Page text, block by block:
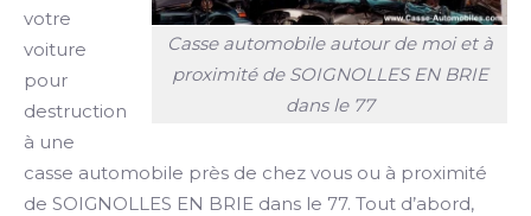
Casse automobile autour de moi et à
proximité de SOIGNOLLES EN BRIE
dans le 77
votre
voiture
pour
destruction
à une
casse automobile près de chez vous ou à proximité
de SOIGNOLLES EN BRIE dans le 77. Tout d’abord,